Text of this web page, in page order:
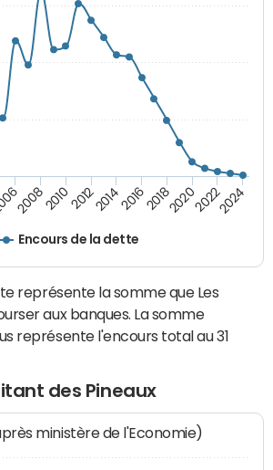
Encours de la dette
200820102012201420162018202020222024
représente la somme que Les
aux banques. La somme
représente l'encours total au 31
des Pineaux
ministère de l'Economie)